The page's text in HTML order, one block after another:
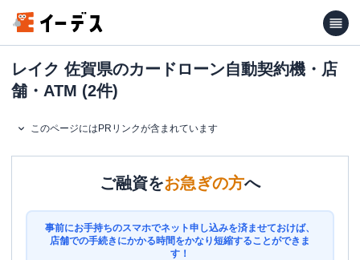
レイク 佐賀県のカードローン自動契約機・店
舗・ATM (2件)
このページにはPRリンクが含まれています
ご融資をお急ぎの方へ
事前にお手持ちのスマホでネット申し込みを済ませておけば、
店舗での手続きにかかる時間をかなり短縮することができま
す！